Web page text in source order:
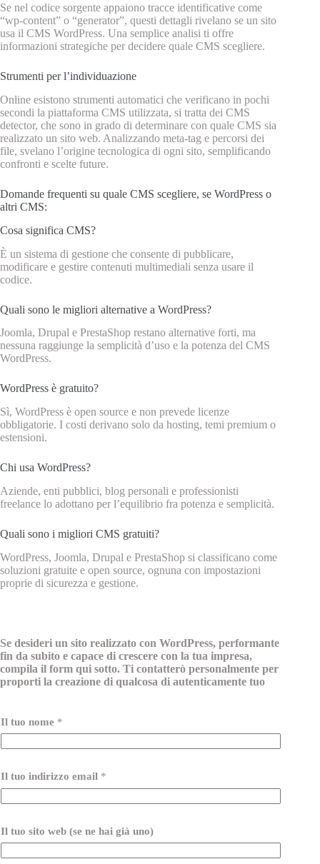
Se nel codice sorgente appaiono tracce identificative come
“wp-content” o “generator”, questi dettagli rivelano se un sito
usa il CMS WordPress. Una semplice analisi ti offre
informazioni strategiche per decidere quale CMS scegliere.
Strumenti per l’individuazione
Online esistono strumenti automatici che verificano in pochi
secondi la piattaforma CMS utilizzata, si tratta dei CMS
detector, che sono in grado di determinare con quale CMS sia
realizzato un sito web. Analizzando meta-tag e percorsi dei
file, svelano l’origine tecnologica di ogni sito, semplificando
confronti e scelte future.
Domande frequenti su quale CMS scegliere, se WordPress o
altri CMS:
Cosa significa CMS?
È un sistema di gestione che consente di pubblicare,
modificare e gestire contenuti multimediali senza usare il
codice.
Quali sono le migliori alternative a WordPress?
Joomla, Drupal e PrestaShop restano alternative forti, ma
nessuna raggiunge la semplicità d’uso e la potenza del CMS
WordPress.
WordPress è gratuito?
Sì, WordPress è open source e non prevede licenze
obbligatorie. I costi derivano solo da hosting, temi premium o
estensioni.
Chi usa WordPress?
Aziende, enti pubblici, blog personali e professionisti
freelance lo adottano per l’equilibrio fra potenza e semplicità.
Quali sono i migliori CMS gratuiti?
WordPress, Joomla, Drupal e PrestaShop si classificano come
soluzioni gratuite e open source, ognuna con impostazioni
proprie di sicurezza e gestione.
Se desideri un sito realizzato con WordPress, performante
fin da subito e capace di crescere con la tua impresa,
compila il form qui sotto. Ti contatterò personalmente per
proporti la creazione di qualcosa di autenticamente tuo
Il tuo nome *
Il tuo indirizzo email *
Il tuo sito web (se ne hai già uno)